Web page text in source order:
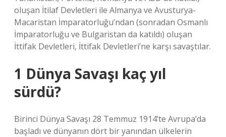
oluşan İtilaf Devletleri ile Almanya ve Avusturya-
Macaristan İmparatorluğu’ndan (sonradan Osmanlı
İmparatorluğu ve Bulgaristan da katıldı) oluşan
İttifak Devletleri, İttifak Devletleri’ne karşı savaştılar.
1 Dünya Savaşı kaç yıl
sürdü?
Birinci Dünya Savaşı 28 Temmuz 1914’te Avrupa’da
başladı ve dünyanın dört bir yanından ülkelerin